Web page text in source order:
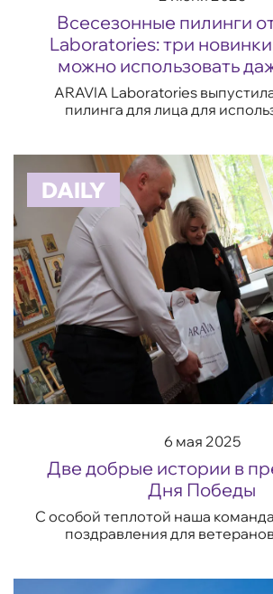
Всесезонные пилинги
Laboratories: три
можно использовать
ARAVIA Laboratories
пилинга для лица для
пользов...
DAILY
6 мая 2025
Две добрые истории в
Дня Победы
С особой теплотой наша
поздравления для